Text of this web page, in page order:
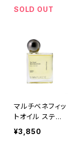
SOLD OUT
マルチベネフィッ
トオイル スティ
ルネス＆エナジ
¥3,850